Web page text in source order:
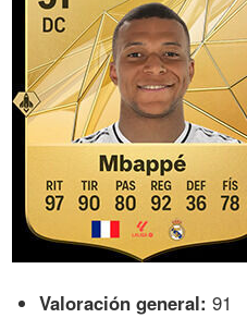
Valoración general: 91